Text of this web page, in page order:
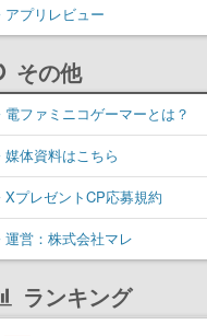
アプリレビュー
その他
電ファミニコゲーマーとは？
媒体資料はこちら
XプレゼントCP応募規約
運営：株式会社マレ
ランキング